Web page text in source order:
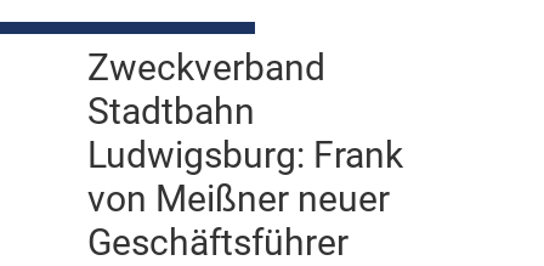
Zweckverband
Stadtbahn
Ludwigsburg: Frank
von Meißner neuer
Geschäftsführer